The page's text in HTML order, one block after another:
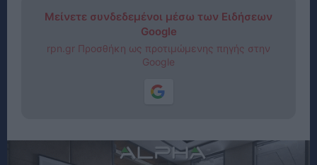
Μείνετε συνδεδεμένοι μέσω των Ειδήσεων
Google
rpn.gr Προσθήκη ως προτιμώμενης πηγής στην
Google